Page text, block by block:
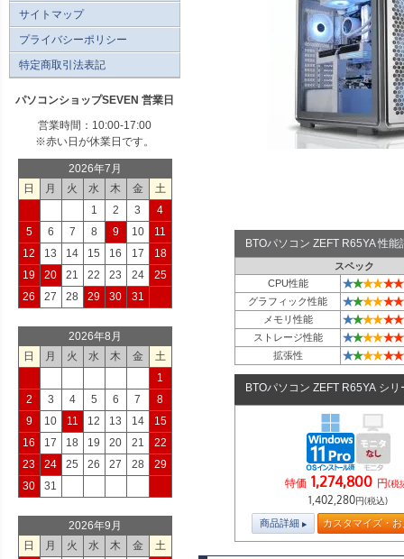
BTOパソコン ZEFT R65YA 性
スペック
CPU性能
★★★★★★
グラフィック性能 ★★★★★★
メモリ性能 ★★★★★★
ストレージ性能 ★★★★★★
拡張性 ★★★★★★
BTOパソコン ZEFT R65YA シリ
特価 1,274,800 円(税
1,402,280円(税込)
商品詳細 カスタマイズ・
サイトマップ
プライバシーポリシー
特定商取引法表記
パソコンショップSEVEN 営業日
営業時間：10:00-17:00
※赤い日が休業日です。
2026年7月
日
月 火 水 木 金
土
1
2 3
4
5
6 7 8 9 10
11
12
13 14 15 16 17
18
19
20 21 22 23 24
25
26
27 28 29 30 31
2026年8月
日
月 火 水 木 金
土
1
2
3 4 5 6 7
8
9
10 11 12 13 14
15
16
17 18 19 20 21
22
23
24 25 26 27 28
29
30
31
2026年9月
日
月 火 水 木 金
土